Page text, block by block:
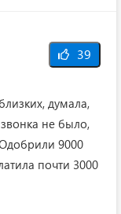
39
думала,
не было,
9000
почти 3000